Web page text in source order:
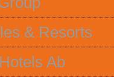
& Resorts
Ab